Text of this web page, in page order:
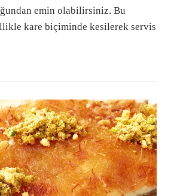
emin olabilirsiniz. Bu
kare biçiminde kesilerek servis